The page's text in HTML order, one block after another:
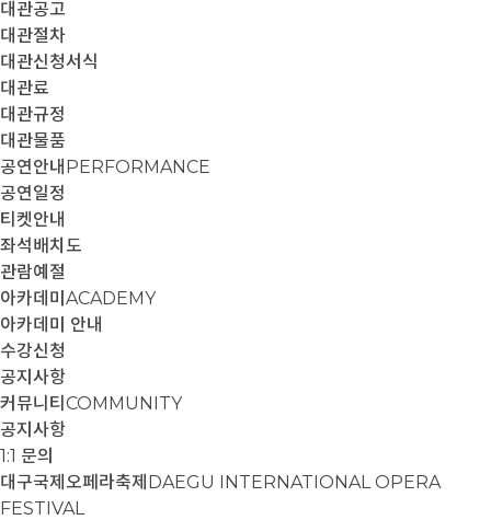
대관공고
대관절차
대관신청서식
대관료
대관규정
대관물품
공연안내 PERFORMANCE
공연일정
티켓안내
좌석배치도
관람예절
아카데미 ACADEMY
아카데미 안내
수강신청
공지사항
커뮤니티 COMMUNITY
공지사항
1:1 문의
대구국제오페라축제 DAEGU INTERNATIONAL OPERA
FESTIVAL